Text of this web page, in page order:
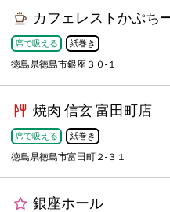
カフェレストかぷち
席で吸える 紙巻き
徳島県徳島市銀座３０-１
焼肉 信玄 富田町店
席で吸える 紙巻き
徳島県徳島市富田町２-３１
銀座ホール